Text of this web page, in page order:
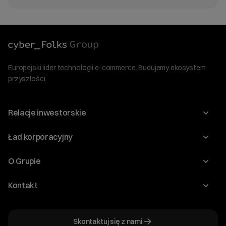
Europejski lider technologii e-commerce. Budujemy ekosystem
przyszłości.
Relacje inwestorskie
Raporty
Ład korporacyjny
Walne Zgromadzenia
O Grupie
O Spółce
Kontakt
Skontaktuj się z nami